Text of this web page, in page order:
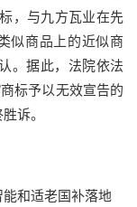
，与九方瓦业在先
似商品上的近似商
。据此，法院依法
标予以无效宣告的
诉。
和适老国补落地